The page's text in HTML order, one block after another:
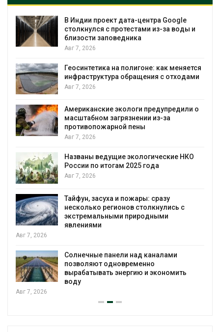
В Индии проект дата-центра Google
столкнулся с протестами из-за воды и
близости заповедника
Авг 7, 2026
Геосинтетика на полигоне: как меняется
инфраструктура обращения с отходами
Авг 7, 2026
Американские экологи предупредили о
масштабном загрязнении из-за
противопожарной пены
Авг 7, 2026
Названы ведущие экологические НКО
России по итогам 2025 года
Авг 7, 2026
Тайфун, засуха и пожары: сразу
несколько регионов столкнулись с
экстремальными природными
явлениями
Авг 7, 2026
Солнечные панели над каналами
позволяют одновременно
вырабатывать энергию и экономить
воду
Авг 7, 2026